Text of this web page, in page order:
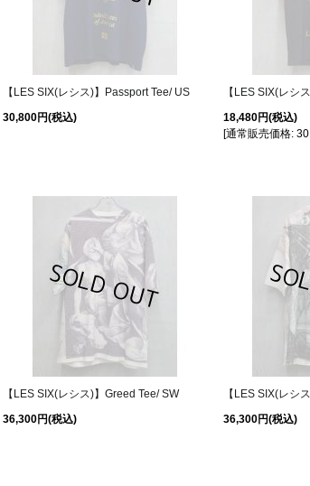
【LES SIX(レシス)】Passport Tee/ US
30,800円(税込)
【LES SIX(レシ
18,480円(税込)
[通常販売価格:
【LES SIX(レシス)】Greed Tee/ SW
36,300円(税込)
【LES SIX(レシ
36,300円(税込)